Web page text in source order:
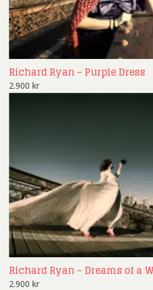
Richard Ryan – Purple Dress
2.900 kr
Richard Ryan – Dreams of a
2.900 kr